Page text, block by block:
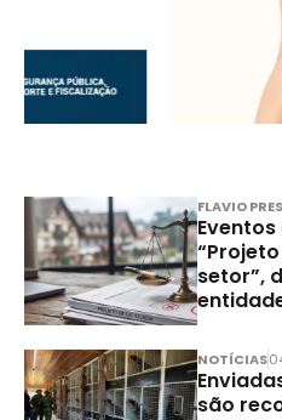
FLAVIO
setor”,
NOTÍCIAS
são